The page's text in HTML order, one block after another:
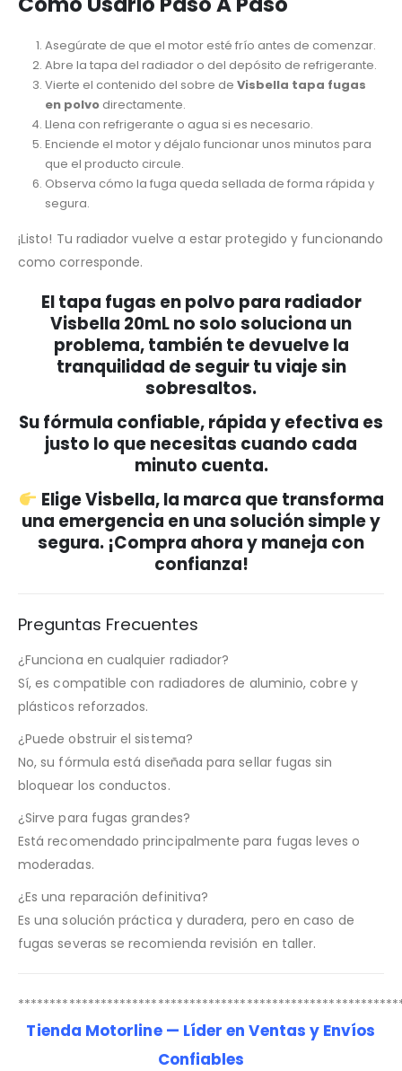
Asegúrate de que el motor esté frío antes de comenzar.
Abre la tapa del radiador o del depósito de refrigerante.
Vierte el contenido del sobre de Visbella tapa fugas
en polvodirectamente.
Llena con refrigerante o agua si es necesario.
Enciende el motor y déjalo funcionar unos minutos para
que el producto circule.
Observa cómo la fuga queda sellada de forma rápida y
segura.
¡Listo! Tu radiador vuelve a estar protegido y funcionando
como corresponde.
El tapa fugas en polvo para radiador
Visbella 20mL no solo soluciona un
problema, también te devuelve la
tranquilidad de seguir tu viaje sin
sobresaltos.
Su fórmula confiable, rápida y efectiva es
justo lo que necesitas cuando cada
minuto cuenta.
Elige Visbella, la marca que transforma
una emergencia en una solución simple y
segura. ¡Compra ahora y maneja con
confianza!
Preguntas Frecuentes
¿Funciona en cualquier radiador?
Sí, es compatible con radiadores de aluminio, cobre y
plásticos reforzados.
¿Puede obstruir el sistema?
No, su fórmula está diseñada para sellar fugas sin
bloquear los conductos.
¿Sirve para fugas grandes?
Está recomendado principalmente para fugas leves o
moderadas.
¿Es una reparación definitiva?
Es una solución práctica y duradera, pero en caso de
fugas severas se recomienda revisión en taller.
Tienda Motorline — Líder en Ventas y Envíos
Confiables